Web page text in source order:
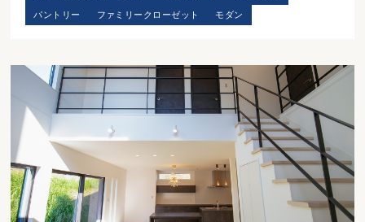
パントリー ファミリークローゼット モダン